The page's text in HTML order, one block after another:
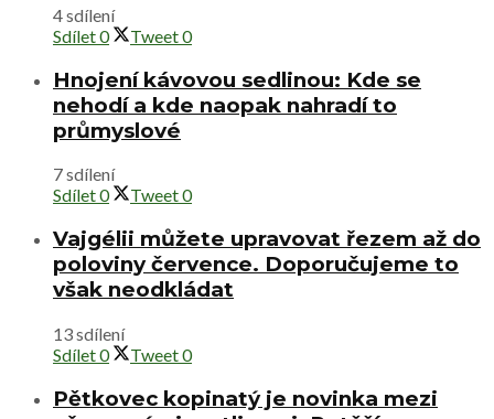
4 sdílení
Sdílet0 Tweet0
Hnojení kávovou sedlinou: Kde se
nehodí a kde naopak nahradí to
průmyslové
7 sdílení
Sdílet0 Tweet0
Vajgélii můžete upravovat řezem až do
poloviny července. Doporučujeme to
však neodkládat
13 sdílení
Sdílet0 Tweet0
Pětkovec kopinatý je novinka mezi